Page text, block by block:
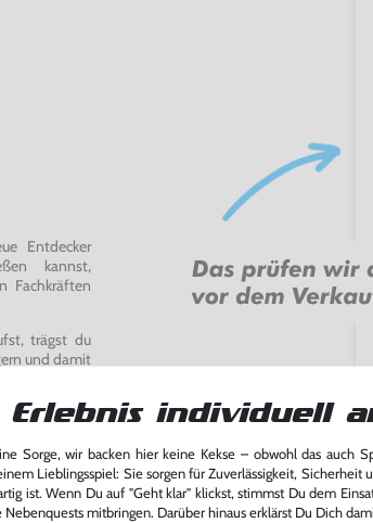
Entdecker
kannst,
Fachkräften
trägst du
und damit
Erlebnis individuell
Sorge, wir backen hier keine Kekse – obwohl das auch
Lieblingsspiel: Sie sorgen für Zuverlässigkeit, Sicherheit
ist. Wenn Du auf "Geht klar" klickst, stimmst Du dem
mitbringen. Darüber hinaus erklärst Du Dich